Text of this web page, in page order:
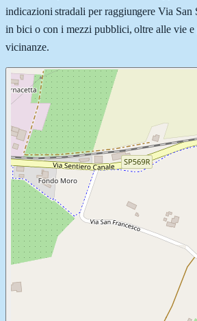
indicazioni stradali per raggiungere Via San
in bici o con i mezzi pubblici, oltre alle vie e
vicinanze.